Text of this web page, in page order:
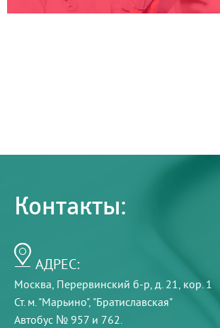
Контакты:
АДРЕС:
Москва, Перервинский б-р, д. 21, кор. 1
Ст. м. "Марьино", "Братиславская"
Автобус № 957 и 762.